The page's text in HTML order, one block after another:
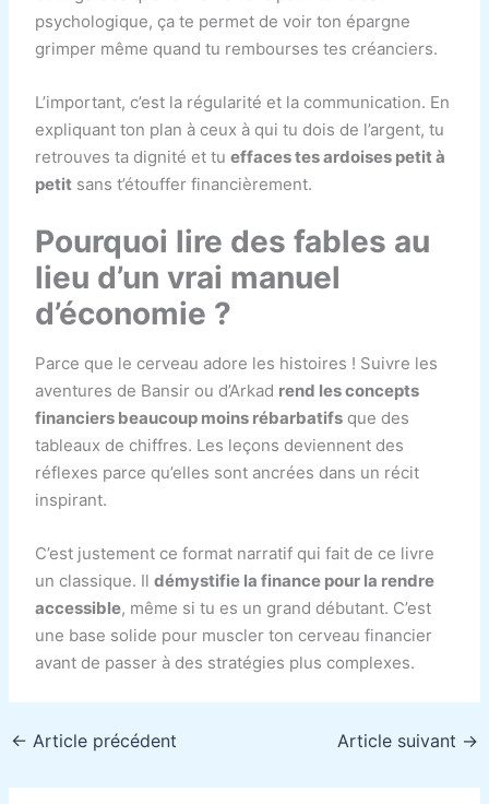
psychologique, ça te permet de voir ton épargne
grimper même quand tu rembourses tes créanciers.
L’important, c’est la régularité et la communication. En
expliquant ton plan à ceux à qui tu dois de l’argent, tu
retrouves ta dignité et tueffaces tes ardoises petit à
petit sans t’étouffer financièrement.
Pourquoi lire des fables au
lieu d’un vrai manuel
d’économie ?
Parce que le cerveau adore les histoires ! Suivre les
aventures de Bansir ou d’Arkad rend les concepts
financiers beaucoup moins rébarbatifs que des
tableaux de chiffres. Les leçons deviennent des
réflexes parce qu’elles sont ancrées dans un récit
inspirant.
C’est justement ce format narratif qui fait de ce livre
un classique. Ildémystifie la finance pour la rendre
accessible, même si tu es un grand débutant. C’est
une base solide pour muscler ton cerveau financier
avant de passer à des stratégies plus complexes.
← Article précédent Article suivant →